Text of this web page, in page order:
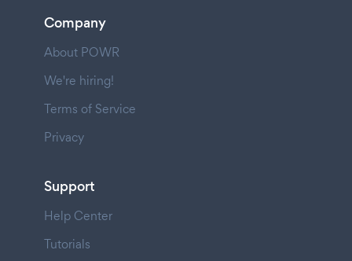
Company
About POWR
We're hiring!
Terms of Service
Privacy
Support
Help Center
Tutorials